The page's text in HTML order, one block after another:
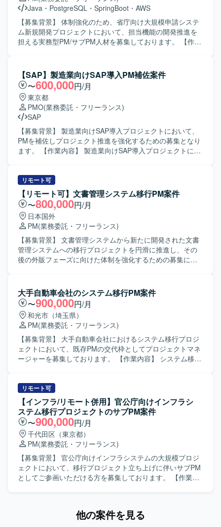
Java ・ PostgreSQL ・ SpringBoot ・ AWS
【募集背景】 体制強化のため、省庁向け大規模申請システ
ム新規開発プロジェクトにおいて、担当機能の開発推進を
担える実務型PM/サブPM人材を募集しております。 【作業
いただきます。利用者増加に伴う手続負荷の軽減と業務効
率化を目的としたシステムの開発を進めていただきます。
具体的には、担当機能の開発推進、進捗・課題・リスク管
理、仕様整理や不明点の確認、論点整理、元請への報告、
関係者調整、他チームや関連部署との横断調整、各種資料
作成などを行っていただきます。 【求める人物像】 複数部
門・複数組織が関わる大規模案件の中で、主体的に論点を
整理しながら関係者と円滑にコミュニケーションを取り、
自走してプロジェクトを推進できる方を求めております。
が望ましいです。 【ポジションの魅力】 省庁向けの大規模
申請システムという社会的インパクトの大きい案件に参画
いただけます。利用者増加に伴う業務課題の解決に直結す
るシステム開発の中核を担えるため、上流からのプロジェ
クトマネジメント経験を積むことができます。複数本部に
よる合同開発体制のもとで、横断的な調整力やマネジメン
トスキルを高められる環境です。 【開発環境】 Flutter、
Java、TypeScript、SpringBoot、PostgreSQL、React、
AWS などを用いた環境での開発となります。
【SAP】製造業向けSAP導入PM補佐案件
〜600,000円/月
東京都
PMO(業務委託・フリーランス)
SAP
【募集背景】 製造業向けSAP導入プロジェクトにおいて、
PMを補佐しプロジェクト推進を強化するための募集となり
ます。 【作業内容】 製造業向けSAP導入プロジェクトにお
整、要件や技術内容に踏み込んだ課題の意味の理解、開発
メンバーのタスクおよび進捗コントロール、顧客を巻き込
んだタスク管理のリードなどを行っていただきます。 【求
める人物像】 関係者とのコミュニケーションを円滑に行い
ながら、課題の本質を自ら考え主体的に動ける方を求めて
います。複数のステークホルダーを巻き込みながらタスク
を推進し、プロジェクト全体を俯瞰してリスクや課題を早
期に検知し対応いただける方が望ましいです。 【ポジショ
ンの魅力】 大規模なSAP導入プロジェクトにPM補佐として
客折衝から開発メンバーのコントロールまで幅広い経験を
積むことができるポジションです。 【開発環境】 SAPを中
心とした製造業向け業務システム環境となります。
リモート可
【リモート可】文書管理システム移行PM案件
〜800,000円/月
日本国外
PM(業務委託・フリーランス)
【募集背景】 文書管理システムから新たに開発された文書
管理システムへの移行プロジェクトを円滑に推進し、その
後の外販フェーズに向けた体制を強化するための募集にな
をリードしていただきます。対象となる文書は、国へ提出
する文書やエビデンス、記録など厳密性の高い書類となり
ます。 移行プロジェクトにおいては、現状タスクの把握・
整理、体制図や計画書などの各種ドキュメント作成、会議
体のファシリテーション、スケジュール管理、メンバー約
10名のタスク管理、課題管理、ベンダーコントロール、顧
客側メンバーや開発ベンダーとの各種調整を行っていただ
きます。 移行完了後は、新システムの外販を見据えた運用
続してご対応いただきます。 【求める人物像】 関係者が多
い環境においても主体的にコミュニケーションを取りなが
ら、プロジェクト全体を俯瞰して推進いただける方を求め
ています。厳密性の高い文書を扱うため、細部まで配慮し
つつ着実にタスクを進められる方にマッチするポジション
です。 【ポジションの魅力】 大規模な文書管理システムの
移行プロジェクトにおいて上流から関わることができ、移
行後は新システムの外販フェーズまで一貫して携わること
ができます。システム移行とサービス外販の両フェーズを
経験することで、プロジェクトマネジメントスキルとサー
大手自動車会社のシステム移行PM案件
〜900,000円/月
和光市（埼玉県）
PM(業務委託・フリーランス)
【募集背景】 大手自動車会社におけるシステム移行プロジ
ェクトにおいて、既存PMの交代枠としてプロジェクトマネ
ージャーを募集しております。 【作業内容】 システム移行
進捗および課題管理、品質管理など、円滑なシステム移行
の完遂に向けたマネジメント業務を遂行していただきま
す。 【求める人物像】 大規模システム移行の経験を活か
し、自走して主体的にプロジェクトを推進できる方を求め
ております。関係者と円滑にコミュニケーションを取りな
がら、状況に応じて柔軟に判断・対応いただける方が望ま
しいです。 【ポジションの魅力】 大手自動車会社のシステ
ム移行という大規模かつ重要度の高いプロジェクトに携わ
ることができます。PMとして裁量を持ってプロジェクトを
リードでき、これまでのマネジメント経験を存分に活かし
リモート可
【インフラ/リモート併用】官公庁向けインフラシ
ステム移行プロジェクトのサブPM案件
〜900,000円/月
千代田区（東京都）
PM(業務委託・フリーランス)
【募集背景】 官公庁向けインフラシステムの大規模プロジ
ェクトにおいて、移行プロジェクト立ち上げに伴いサブPM
としてご参画いただける方を募集しております。 【作業内
会議のファシリテーションを担当していただきます。全体
他の案件を見る